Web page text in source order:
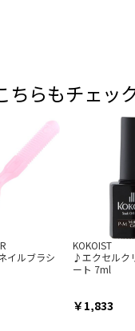
ちらもチェッ
イルブラシ
KOKOIST
♪エクセルク
ート 7ml
1,833